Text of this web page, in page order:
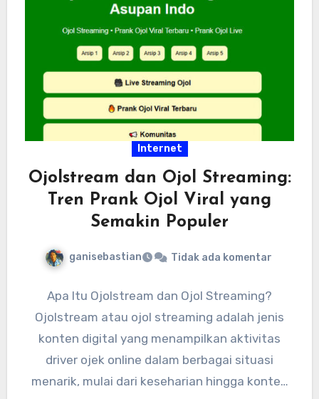
Internet
Ojolstream dan Ojol Streaming:
Tren Prank Ojol Viral yang
Semakin Populer
ganisebastian Tidak ada komentar
Apa Itu Ojolstream dan Ojol Streaming?
Ojolstream atau ojol streaming adalah jenis
konten digital yang menampilkan aktivitas
driver ojek online dalam berbagai situasi
menarik, mulai dari keseharian hingga konten